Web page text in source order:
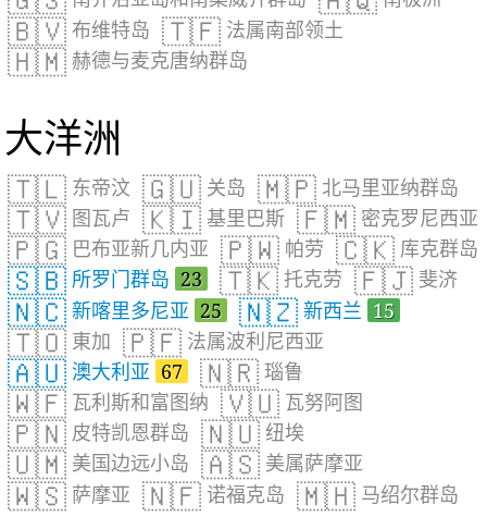
🇧🇻 布维特岛 🇹🇫 法属南部领土
🇭🇲 赫德与麦克唐纳群岛
大洋洲
🇹🇱 东帝汶 🇬🇺 关岛 🇲🇵 北马里亚纳群岛
🇹🇻 图瓦卢 🇰🇮 基里巴斯 🇫🇲 密克罗尼西亚
🇵🇬 巴布亚新几内亚 🇵🇼 帕劳 🇨🇰 库克群岛
🇸🇧 所罗门群岛 23 🇹🇰 托克劳 🇫🇯 斐济
🇳🇨 新喀里多尼亚 25 🇳🇿 新西兰 15
🇹🇴 東加 🇵🇫 法属波利尼西亚
🇦🇺 澳大利亚 67 🇳🇷 瑙鲁
🇼🇫 瓦利斯和富图纳 🇻🇺 瓦努阿图
🇵🇳 皮特凯恩群岛 🇳🇺 纽埃
🇺🇲 美国边远小岛 🇦🇸 美属萨摩亚
🇼🇸 萨摩亚 🇳🇫 诺福克岛 🇲🇭 马绍尔群岛